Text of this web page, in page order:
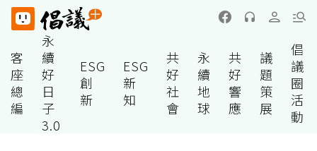
客
座
總
編
永
續
好
日
子
3.0
ESG
創
新
ESG
新
知
共
好
社
會
永
續
地
球
共
好
響
應
議
題
策
展
倡
議
圈
活
動